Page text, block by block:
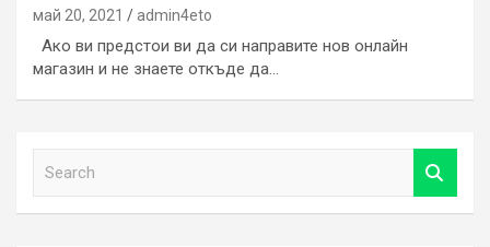
май 20, 2021 admin4eto
Ако ви предстои ви да си направите нов онлайн
магазин и не знаете откъде да…